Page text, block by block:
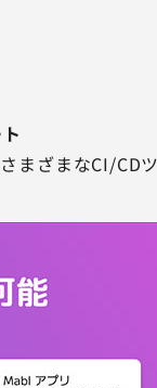
まざまなCI/CD